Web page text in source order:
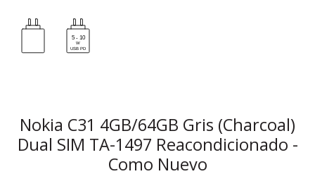
Nokia C31 4GB/64GB Gris (Charcoal)
Dual SIM TA-1497 Reacondicionado -
Como Nuevo